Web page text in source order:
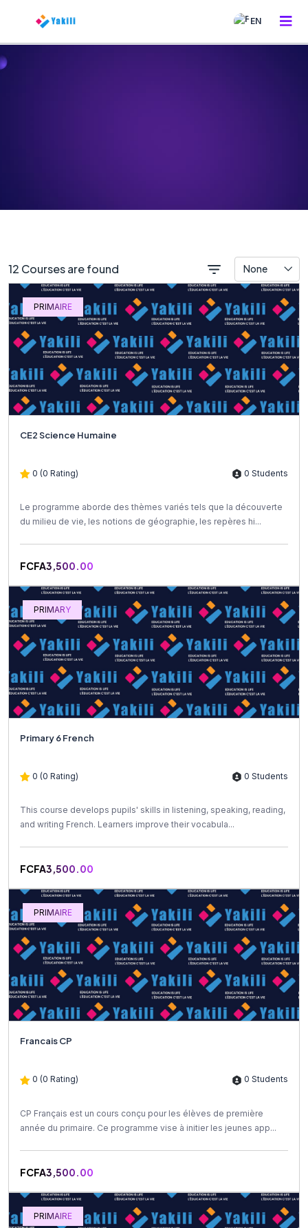
EN
12 Courses are found None
PRIMAIRE
CE2 Science Humaine
0 (0 Rating) 0 Students
Le programme aborde des thèmes variés tels que la découverte
du milieu de vie, les notions de géographie, les repères hi...
FCFA3,500.00
PRIMARY
Primary 6 French
0 (0 Rating) 0 Students
This course develops pupils' skills in listening, speaking, reading,
and writing French. Learners improve their vocabula...
FCFA3,500.00
PRIMAIRE
Francais CP
0 (0 Rating) 0 Students
CP Français est un cours conçu pour les élèves de première
année du primaire. Ce programme vise à initier les jeunes app...
FCFA3,500.00
PRIMAIRE